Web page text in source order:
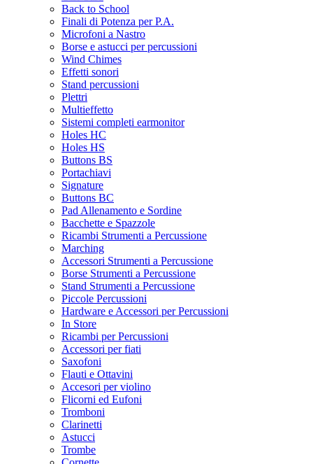
Back to School
Finali di Potenza per P.A.
Microfoni a Nastro
Borse e astucci per percussioni
Wind Chimes
Effetti sonori
Stand percussioni
Plettri
Multieffetto
Sistemi completi earmonitor
Holes HC
Holes HS
Buttons BS
Portachiavi
Signature
Buttons BC
Pad Allenamento e Sordine
Bacchette e Spazzole
Ricambi Strumenti a Percussione
Marching
Accessori Strumenti a Percussione
Borse Strumenti a Percussione
Stand Strumenti a Percussione
Piccole Percussioni
Hardware e Accessori per Percussioni
In Store
Ricambi per Percussioni
Accessori per fiati
Saxofoni
Flauti e Ottavini
Accesori per violino
Flicorni ed Eufoni
Tromboni
Clarinetti
Astucci
Trombe